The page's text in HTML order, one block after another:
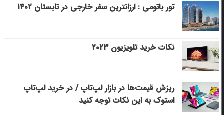
تور باتومی : ارزانترین سفر خارجی در تابستان ۱۴۰۲
نکات خرید تلویزیون ۲۰۲۳
ریزش قیمت‌ها در بازار لپ‌تاپ / در خرید لپ‌تاپ
استوک به این نکات توجه کنید